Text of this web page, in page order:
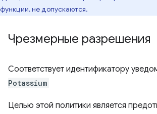
функции, не допускаются.
Чрезмерные разрешения
Соответствует идентификатору
Potassium
Целью этой политики является